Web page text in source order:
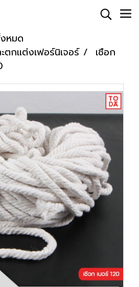
หมด
กแต่งเฟอร์นิเจอร์
เชือก